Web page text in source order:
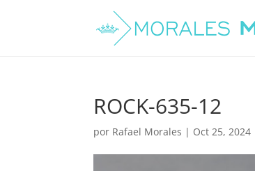
ROCK-635-12
por Rafael Morales | Oct 25, 2024